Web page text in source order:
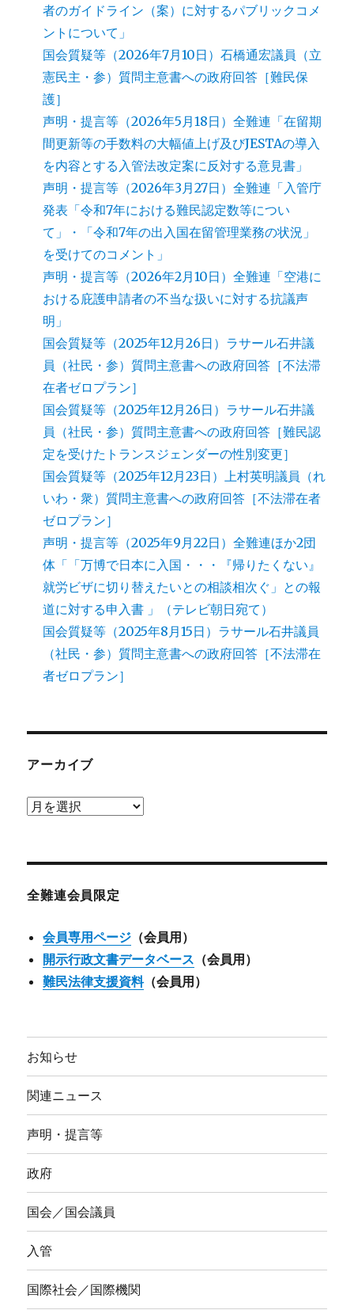
者のガイドライン（案）に対するパブリックコメ
ントについて」
国会質疑等（2026年7月10日）石橋通宏議員（立
憲民主・参）質問主意書への政府回答［難民保
護］
声明・提言等（2026年5月18日）全難連「在留期
間更新等の手数料の大幅値上げ及びJESTAの導入
を内容とする入管法改定案に反対する意見書」
声明・提言等（2026年3月27日）全難連「入管庁
発表「令和7年における難民認定数等につい
て」・「令和7年の出入国在留管理業務の状況」
を受けてのコメント」
声明・提言等（2026年2月10日）全難連「空港に
おける庇護申請者の不当な扱いに対する抗議声
明」
国会質疑等（2025年12月26日）ラサール石井議
員（社民・参）質問主意書への政府回答［不法滞
在者ゼロプラン］
国会質疑等（2025年12月26日）ラサール石井議
員（社民・参）質問主意書への政府回答［難民認
定を受けたトランスジェンダーの性別変更］
国会質疑等（2025年12月23日）上村英明議員（れ
いわ・衆）質問主意書への政府回答［不法滞在者
ゼロプラン］
声明・提言等（2025年9月22日）全難連ほか2団
体「「万博で日本に入国・・・『帰りたくない』
就労ビザに切り替えたいとの相談相次ぐ」との報
道に対する申入書 」（テレビ朝日宛て）
国会質疑等（2025年8月15日）ラサール石井議員
（社民・参）質問主意書への政府回答［不法滞在
者ゼロプラン］
アーカイブ
ア
ブ
全難連会員限定
会員専用ページ （会員用）
開示行政文書データベース （会員用）
難民法律支援資料（会員用）
お知らせ
関連ニュース
声明・提言等
政府
国会／国会議員
入管
国際社会／国際機関